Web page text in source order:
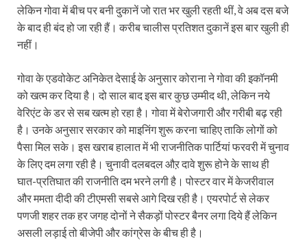
लेकिन गोवा में बीच पर बनी दुकानें जो रात भर खुली रहती थीं, वे अब दस बजे
के बाद ही बंद हो जा रही हैं। करीब चालीस प्रतिशत दुकानें इस बार खुली ही
नहीं।
गोवा के एडवोकेट अनिकेत देसाई के अनुसार कोराना ने गोवा की इकॉनमी
को खत्म कर दिया है। दो साल बाद इस बार कुछ उम्मीद थी, लेकिन नये
वेरिएंट के डर से सब खत्म हो रहा है। गोवा में बेरोजगारी और गरीबी बढ़ रही
है। उनके अनुसार सरकार को माइनिंग शुरू करना चाहिए ताकि लोगों को
पैसा मिल सके। इस खराब हालात में भी राजनीतिक पार्टियां फरवरी में चुनाव
के लिए दम लगा रही है। चुनावी दलबदल औऱ दावे शुरू होने के साथ ही
घात-प्रतिघात की राजनीति दम भरने लगी है। पोस्टर वार में केजरीवाल
और ममता दीदी की टीएमसी सबसे आगे दिख रही है। एयरपोर्ट से लेकर
पणजी शहर तक हर जगह दोनों ने सैकड़ों पोस्टर बैनर लगा दिये हैं लेकिन
असली लड़ाई तो बीजेपी और कांग्रेस के बीच ही है।